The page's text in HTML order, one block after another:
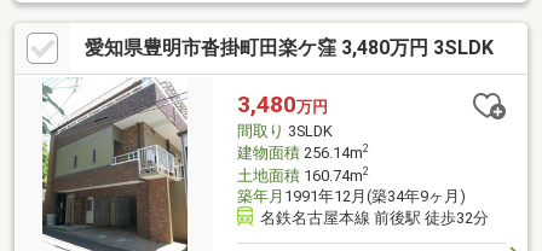
レブン豊明沓掛町店：徒歩約9分■ドラッグスギヤマ豊明店：徒歩
約37分■かなで保育園：徒歩約4分※203.38㎡のうち約38㎡は建築
不可些細なことでも、ハウスドゥ 東郷まで、お気軽にお問合せ下
さい♪
愛知県豊明市沓掛町田楽ケ窪 3,480万円 3SLDK
3,480万円
間取り 3SLDK
建物面積256.14m2
土地面積160.74m2
築年月 1991年12月(築34年9ヶ月)
名鉄名古屋本線 前後駅 徒歩32分